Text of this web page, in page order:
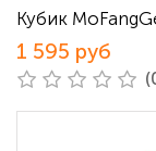
Кубик
1 595 руб